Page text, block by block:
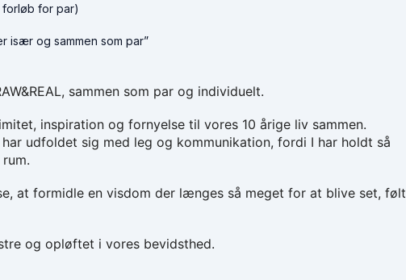
forløb for par)
især og sammen som par”
sammen som par og individuelt.
inspiration og fornyelse til vores 10 årige liv sammen.
udfoldet sig med leg og kommunikation, fordi I har holdt så
at formidle en visdom der længes så meget for at blive set, følt
og opløftet i vores bevidsthed.